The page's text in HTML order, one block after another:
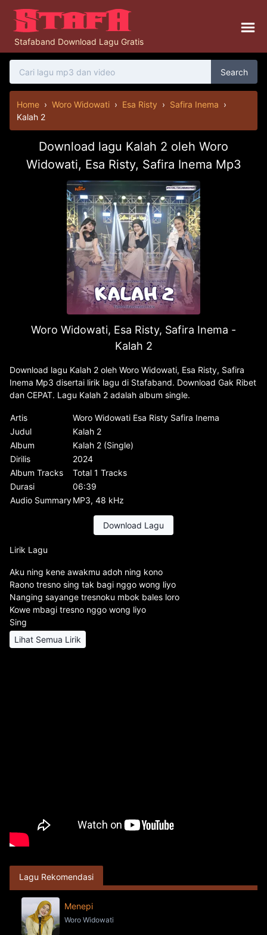
Stafaband Download Lagu Gratis
Search
Home › Woro Widowati › Esa Risty › Safira Inema ›
Kalah 2
Download lagu Kalah 2 oleh Woro
Widowati, Esa Risty, Safira Inema Mp3
Woro Widowati, Esa Risty, Safira Inema -
Kalah 2
Download lagu Kalah 2 oleh Woro Widowati, Esa Risty, Safira
Inema Mp3 disertai lirik lagu di Stafaband. Download Gak Ribet
dan CEPAT. Lagu Kalah 2 adalah album single.
Artis
Woro Widowati Esa Risty Safira Inema
Judul
Kalah 2
Album
Kalah 2 (Single)
Dirilis
2024
Album Tracks
Total 1 Tracks
Durasi
06:39
Audio SummaryMP3, 48 kHz
Download Lagu
Lirik Lagu
Aku ning kene awakmu adoh ning kono
Raono tresno sing tak bagi nggo wong liyo
Nanging sayange tresnoku mbok bales loro
Kowe mbagi tresno nggo wong liyo
Sing
Lihat Semua Lirik
Lagu Rekomendasi
Menepi
Woro Widowati